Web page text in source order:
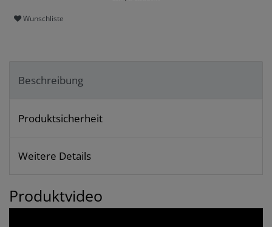
Wunschliste
Beschreibung
Produktsicherheit
Weitere Details
Produktvideo